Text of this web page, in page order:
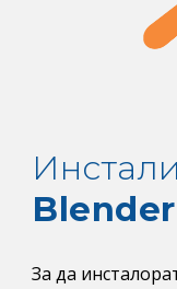
Blender
За да